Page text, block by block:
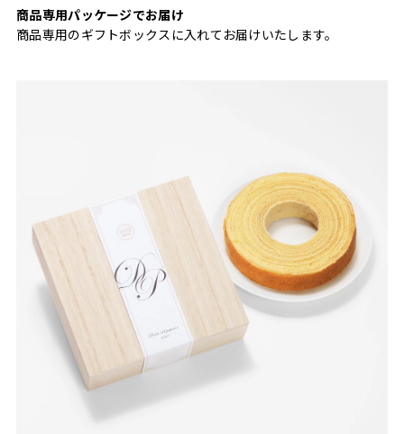
商品専用パッケージでお届け
商品専用のギフトボックスに入れてお届けいたします。